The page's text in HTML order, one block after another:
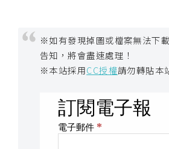
※如有發現掉圖或檔案無法下
告知，將會盡速處理！
※本站採用CC授權請勿轉貼本